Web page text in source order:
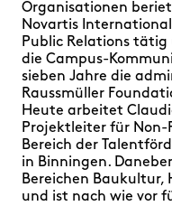
Organisationen
Novartis
Public Relations
die Campus-
sieben Jahre die
Raussmüller
Heute arbeitet
Projektleiter für
Bereich der
in Binningen.
Bereichen
und ist nach wie vor